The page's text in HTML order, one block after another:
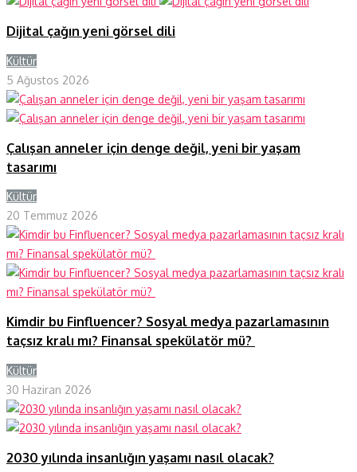
Dijital çağın yeni görsel dili
Kültür
5 Ağustos 2026
Çalışan anneler için denge değil, yeni bir yaşam
tasarımı
Kültür
20 Temmuz 2026
Kimdir bu Finfluencer? Sosyal medya pazarlamasının
taçsız kralı mı? Finansal spekülatör mü?
Kültür
30 Haziran 2026
2030 yılında insanlığın yaşamı nasıl olacak?